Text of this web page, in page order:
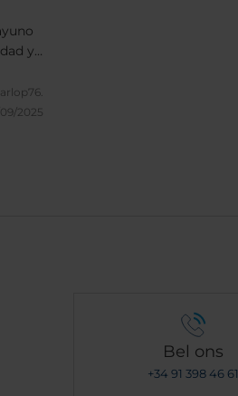
y
la
2025
Bel ons
+34 91 398 46 61